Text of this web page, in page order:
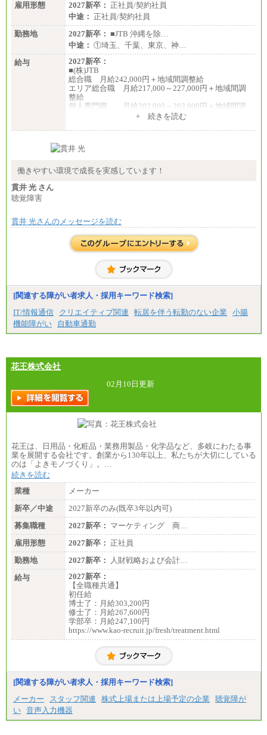
雇用形態
2027新卒： 正社員/契約社員
中途： 正社員/契約社員
勤務地
2027新卒： ■JTB 沖縄を除…
中途： ①埼玉、千葉、東京、神…
給与
2027新卒：
■(株)JTB
総合職 月給242,000円＋地域間調整給
エリア総合職 月給217,000～227,000円＋地域間調
整給
個人専門職 月給202,000～202,000円＋地域間調
総合職 月給208,000～235,000円
※詳細はJTBキャリアサイトよりご確認ください。
総合職 月給220,000～230,000円＋地域間調整給
整給
※詳細はJTBキャリアサイトよりご確認ください。
■(株)JTBコミュニケーションデザイン
総合職 月給230,000円
みなし残業手当：20,000円（一律支給）※みなし
残業手当の残業時間は10.43時間。
間に応じて、時間外手当等を支給。
エリアサポート職 月給188,000円
訪日事業職 月給202,000～227,000円＋地域間調整
給
※詳細はJTBキャリアサイトよりご確認ください。
■(株)JTBビジネストランスフォーム
総合職 月給205,000～225,000円＋地域間調整給
※詳細はJTBキャリアサイトよりご確認ください。
■(株)JTBデータサービス ※2027年新卒募集終了
※詳細はJTBキャリアサイトよりご確認ください。
■I&Jデジタルイノベーション(株)
総合職 月給224,500～242,600円＋地域手当
※詳細はJTBキャリアサイトよりご確認ください。
＜有期社員コース＞
■(株)JTBビジネストランスフォーム
有期契約職 月給185,000～195,000円
※詳細はJTBキャリアサイトよりご確認ください。
■(株)JTBパブリッシング ※2027年新卒募集終了
総合職 月給241,000円
中途：
①月給227,000円以上
②月給212,000円以上
③月給172,500円以上
④月給23万円～37万円
⑥月給33万円～48万円
⑦月給271,000円以上
⑧～⑮月給200,000円〜月給400,000円
⑯月給185,000円以上
⑰月給237,000円以上
⑱月給212,000円以上
⑲東京：月給202,000 円以上 、京都：月給193,000 円
以上
+ 続きを読む
働きやすい環境で成長を実感しています！
貫井 光 さん
聴覚障害
貫井 光さんのメッセージを読む
[関連する障がい者求人・採用キーワード検索]
IT/情報通信
クリエイティブ関連 転居を伴う転勤のない企業
小腸
機能障がい
自動車通勤
花王株式会社
02月10日更新
花王は、日用品・化粧品・業務用製品・化学品など、多岐にわたる事
業を展開する会社です。創業から130年以上、私たちが大切にしている
のは「よきモノづくり」。…
続きを読む
業種
メーカー
新卒／中途
2027新卒のみ(既卒3年以内可)
募集職種
2027新卒： マーケティング 商…
雇用形態
2027新卒： 正社員
勤務地
2027新卒：
人財戦略および会計…
給与
2027新卒：
【全職種共通】
初任給
博士了：月給303,200円
修士了：月給267,600円
学部卒：月給247,100円
https://www.kao-recruit.jp/fresh/treatment.html
[関連する障がい者求人・採用キーワード検索]
メーカー
スタッフ関連 株式上場または上場予定の企業
聴覚障が
い 音声入力機器